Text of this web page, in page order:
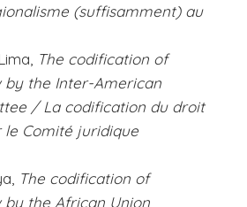
(suffisamment) au
The codification of
by the Inter-American
/ La codification du droit
Comité juridique
The codification of
the African Union